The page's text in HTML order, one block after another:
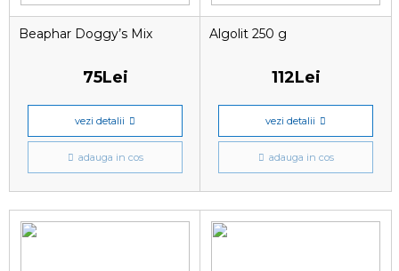
Beaphar Doggy’s Mix
75Lei
vezi detalii
adauga in cos
Algolit 250 g
112Lei
vezi detalii
adauga in cos